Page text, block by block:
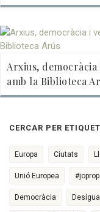
Arxius,
amb la Biblioteca
CERCAR PER
Europa Ciutats
Unió Europea
Democràcia